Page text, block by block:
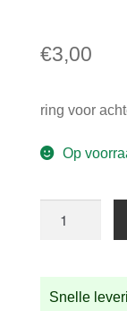
€3,00
ring voor
Op
achterwiel
aantal
Snelle